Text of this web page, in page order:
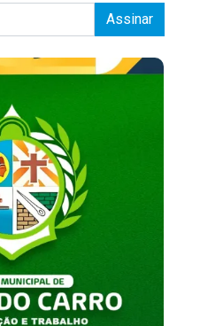
Assinar